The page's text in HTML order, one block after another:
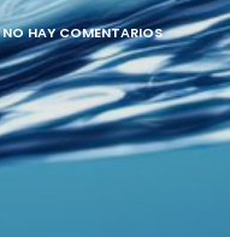
NO HAY COMENTARIOS